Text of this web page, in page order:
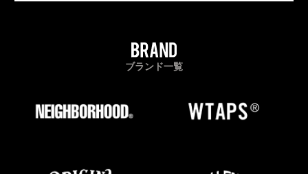
ブランド一覧